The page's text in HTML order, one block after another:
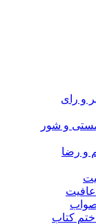
و رای
و شور
و رضا
صواب
کتاب